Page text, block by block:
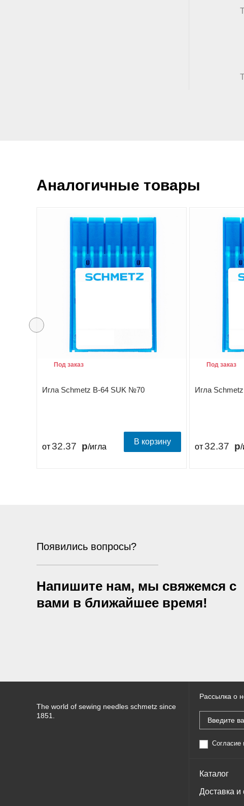
Аналогичные товары
Игла Schmetz B-64 SUK №70
Под заказ
от32.37 /игла
В корзину
Игла
Под заказ
от32.37 /
Появились вопросы?
Напишите нам, мы свяжемся с
вами в ближайшее время!
The world of sewing needles schmetz since
1851.
Рассылка о
Согласие
Каталог
Доставка и